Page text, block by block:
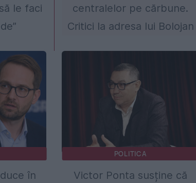
le faci
centralelor pe cărbune.
Critici la adresa lui Bolojan
în
POLITICA
Victor Ponta susține că